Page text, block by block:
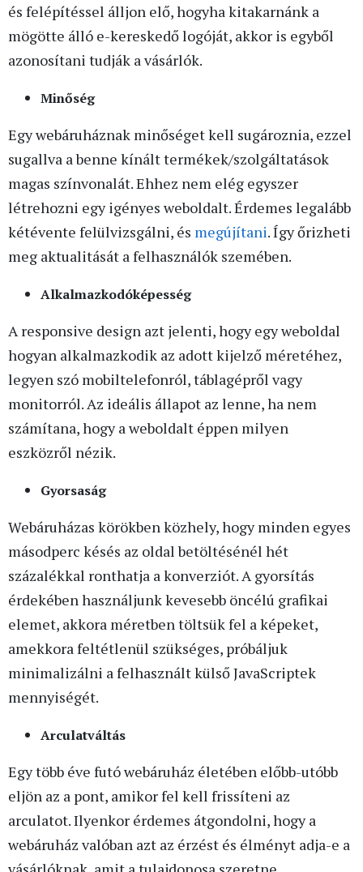
és felépítéssel álljon elő, hogyha kitakarnánk a
mögötte álló e-kereskedő logóját, akkor is egyből
azonosítani tudják a vásárlók.
Minőség
Egy webáruháznak minőséget kell sugároznia, ezzel
sugallva a benne kínált termékek/szolgáltatások
magas színvonalát. Ehhez nem elég egyszer
létrehozni egy igényes weboldalt. Érdemes legalább
kétévente felülvizsgálni, és megújítani. Így őrizheti
meg aktualitását a felhasználók szemében.
Alkalmazkodóképesség
A responsive design azt jelenti, hogy egy weboldal
hogyan alkalmazkodik az adott kijelző méretéhez,
legyen szó mobiltelefonról, táblagépről vagy
monitorról. Az ideális állapot az lenne, ha nem
számítana, hogy a weboldalt éppen milyen
eszközről nézik.
Gyorsaság
Webáruházas körökben közhely, hogy minden egyes
másodperc késés az oldal betöltésénél hét
százalékkal ronthatja a konverziót. A gyorsítás
érdekében használjunk kevesebb öncélú grafikai
elemet, akkora méretben töltsük fel a képeket,
amekkora feltétlenül szükséges, próbáljuk
minimalizálni a felhasznált külső JavaScriptek
mennyiségét.
Arculatváltás
Egy több éve futó webáruház életében előbb-utóbb
eljön az a pont, amikor fel kell frissíteni az
arculatot. Ilyenkor érdemes átgondolni, hogy a
webáruház valóban azt az érzést és élményt adja-e a